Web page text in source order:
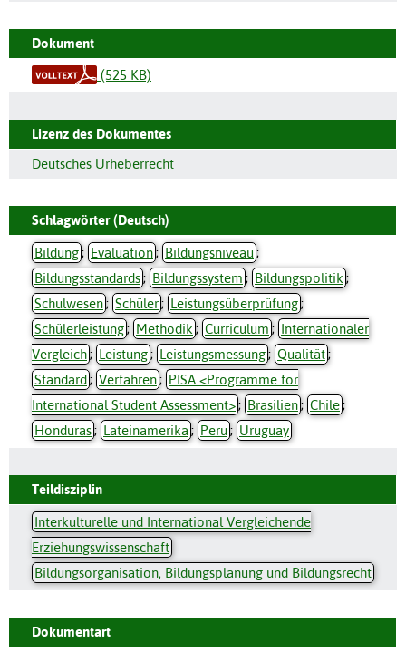
Dokument
(525 KB)
Lizenz des Dokumentes
Deutsches Urheberrecht
Schlagwörter (Deutsch)
Bildung; Evaluation; Bildungsniveau ;
Bildungsstandards; Bildungssystem ; Bildungspolitik ;
Schulwesen; Schüler; Leistungsüberprüfung;
Schülerleistung; Methodik ; Curriculum ; Internationaler
Vergleich; Leistung; Leistungsmessung; Qualität;
Standard; Verfahren; PISA <Programme for
International Student Assessment>; Brasilien; Chile;
Honduras; Lateinamerika ; Peru ; Uruguay
Teildisziplin
Interkulturelle und International Vergleichende
Erziehungswissenschaft
Bildungsorganisation, Bildungsplanung und Bildungsrecht
Dokumentart